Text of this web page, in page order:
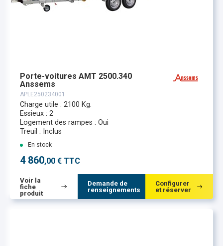
Porte-voitures AMT 2500.340
Anssems
APLE250234001
Charge utile : 2100 Kg.
Essieux : 2
Logement des rampes : Oui
Treuil : Inclus
En stock
4 860,00 € TTC
Voir la
fiche
produit
Demande de
renseignements
Configurer
et réserver